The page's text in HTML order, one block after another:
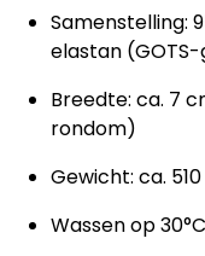
Samenstelling:
elastan
Breedte: ca. 7
rondom)
Gewicht: ca.
Wassen op